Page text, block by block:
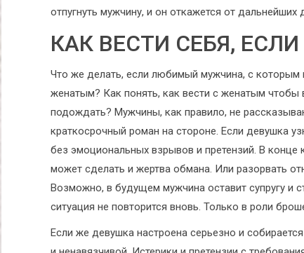
отпугнуть мужчину, и он откажется от дальнейших
КАК ВЕСТИ СЕБЯ,
Что же делать, если любимый мужчина, с которым
женатым? Как понять, как вести с женатым
подождать? Мужчины, как правило, не
краткосрочный роман на стороне. Если девушка
без эмоциональных взрывов и претензий. В
может сделать и жертва обмана. Или разорвать
Возможно, в будущем мужчина оставит супругу и
ситуация не повторится вновь. Только в роли
Если же девушка настроена серьезно и